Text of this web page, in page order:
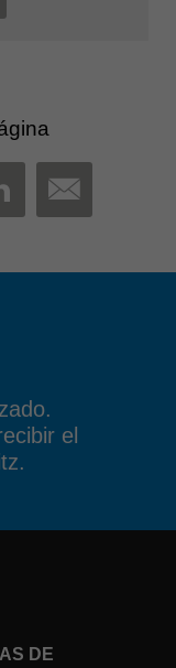
MAIL
el
DE